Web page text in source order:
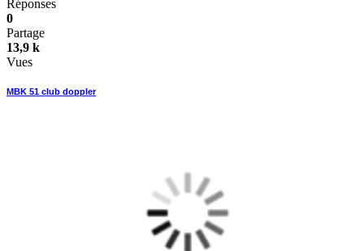
Réponses
0
Partage
13,9 k
Vues
MBK 51 club doppler